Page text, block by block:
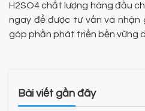
H2SO4 chất lượng hàng đầu
ngay để được tư vấn và nhận
góp phần phát triển bền vững
Bài viết gần đây